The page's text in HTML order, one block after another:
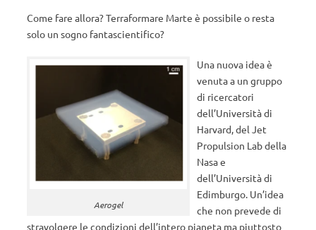
Come fare allora? Terraformare Marte è possibile o resta
solo un sogno fantascientifico?
Aerogel
Una nuova idea è
venuta a un gruppo
di ricercatori
dell’Università di
Harvard, del Jet
Propulsion Lab della
Nasa e
dell’Università di
Edimburgo. Un’idea
che non prevede di
stravolgere le condizioni dell’intero pianeta ma piuttosto